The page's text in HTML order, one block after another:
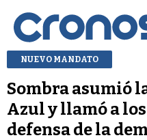
NUEVO MANDATO
Sombra asumió
Azul y llamó a
defensa de la